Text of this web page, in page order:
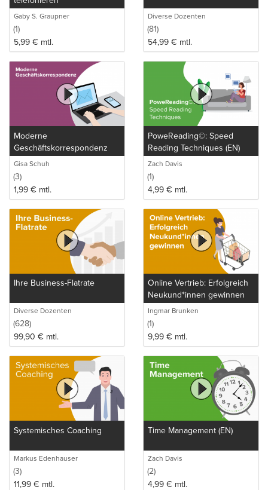
Gaby S. Graupner
(1)
5,99 € mtl.
Diverse Dozenten
(81)
54,99 € mtl.
Moderne
Geschäftskorrespondenz
Gisa Schuh
(3)
1,99 € mtl.
PoweReading©: Speed
Reading Techniques (EN)
Zach Davis
(1)
4,99 € mtl.
Ihre Business-Flatrate
Diverse Dozenten
(628)
99,90 € mtl.
Online Vertrieb: Erfolgreich
Neukund*innen gewinnen
Ingmar Brunken
(1)
9,99 € mtl.
Systemisches Coaching
Markus Edenhauser
(3)
11,99 € mtl.
Time Management (EN)
Zach Davis
(2)
4,99 € mtl.